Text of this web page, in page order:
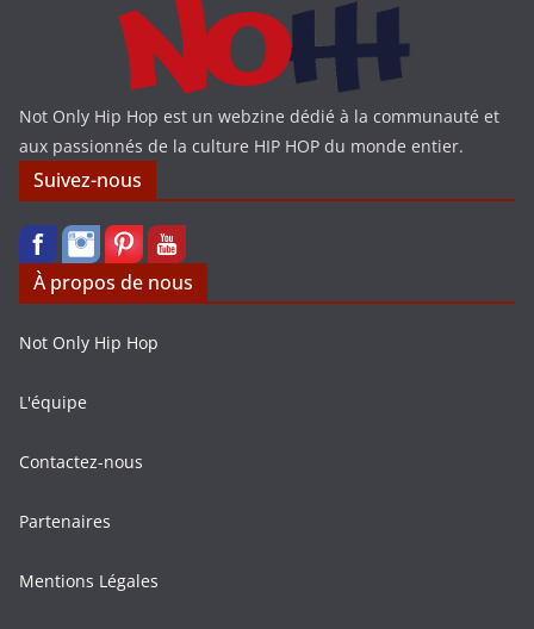
Not Only Hip Hop est un webzine dédié à la communauté et
aux passionnés de la culture HIP HOP du monde entier.
Suivez-nous
À propos de nous
Not Only Hip Hop
L'équipe
Contactez-nous
Partenaires
Mentions Légales